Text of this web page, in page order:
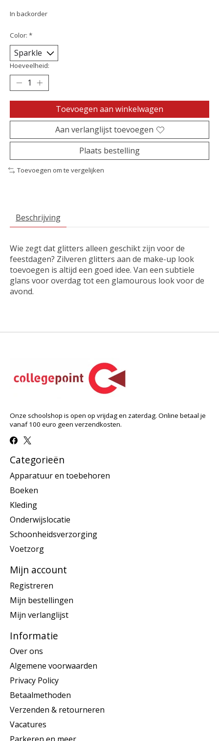
In backorder
Color: *
Hoeveelheid:
Toevoegen aan winkelwagen
Aan verlanglijst toevoegen
Plaats bestelling
Toevoegen om te vergelijken
Beschrijving
Wie zegt dat glitters alleen geschikt zijn voor de
feestdagen? Zilveren glitters aan de make-up look
toevoegen is altijd een goed idee. Van een subtiele
glans voor overdag tot een glamourous look voor de
avond.
Onze schoolshop is open op vrijdag en zaterdag. Online betaal je
vanaf 100 euro geen verzendkosten.
Categorieën
Apparatuur en toebehoren
Boeken
Kleding
Onderwijslocatie
Schoonheidsverzorging
Voetzorg
Mijn account
Registreren
Mijn bestellingen
Mijn verlanglijst
Informatie
Over ons
Algemene voorwaarden
Privacy Policy
Betaalmethoden
Verzenden & retourneren
Vacatures